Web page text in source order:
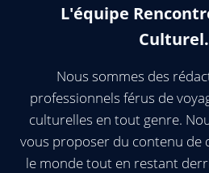
L'équipe
Nous sommes des
professionnels férus de
culturelles en tout genre.
vous proposer du contenu de
le monde tout en restant